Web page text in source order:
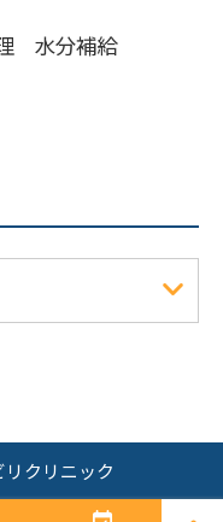
水分補給
クリニック